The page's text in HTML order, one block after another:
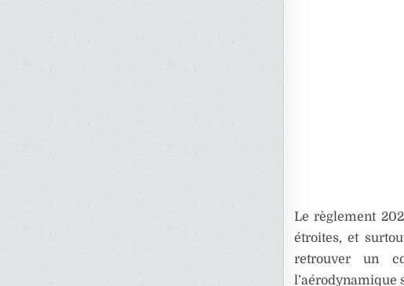
Le règlement
étroites, et
retrouver un
l’aérodynamique